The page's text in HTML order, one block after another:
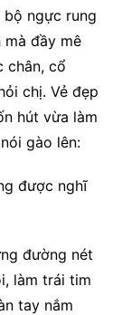
bộ ngực rung
mà đầy mê
chân, cổ
chị. Vẻ đẹp
hút vừa làm
gào lên:
được nghĩ
đường nét
làm trái tim
tay nắm